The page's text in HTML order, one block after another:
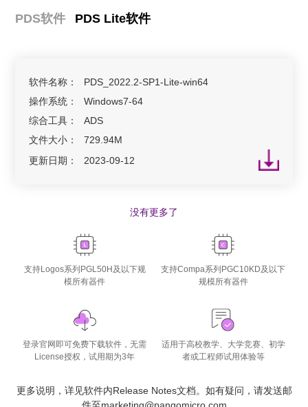
PDS软件 PDS Lite软件
软件名称：
PDS_2022.2-SP1-Lite-win64
操作系统：
Windows7-64
综合工具：
ADS
文件大小：
729.94M
更新日期：
2023-09-12
没有更多了
支持Logos系列PGL50H及以下规
模所有器件
支持Compa系列PGC10KD及以下
规模所有器件
登录官网即可免费下载软件，无需
License授权，试用期为3年
适用于高校教学、大学竞赛、初学
者或工程师试用体验等
更多说明，详见软件内Release Notes文档。如有疑问，请发送邮